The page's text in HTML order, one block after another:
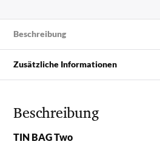
Beschreibung
Zusätzliche Informationen
Beschreibung
TIN BAG Two